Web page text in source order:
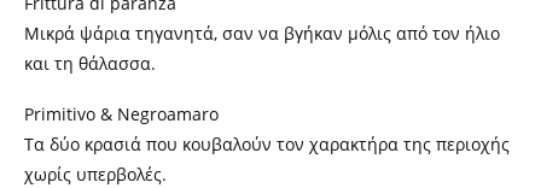
Μικρά ψάρια τηγανητά, σαν να βγήκαν μόλις από τον ήλιο
και τη θάλασσα.
Primitivo & Negroamaro
Τα δύο κρασιά που κουβαλούν τον χαρακτήρα της περιοχής
χωρίς υπερβολές.